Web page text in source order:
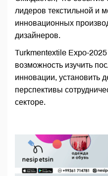
лидеров текстильной и
инновационных
дизайнеров.
Turkmentextile Expo-
возможность изучить
инновации, установить
перспективы
секторе.